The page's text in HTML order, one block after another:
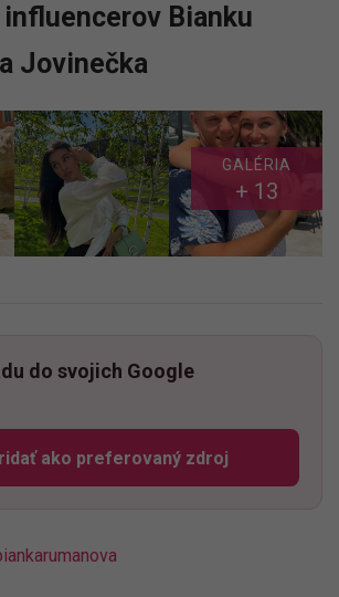
influencerov Bianku
Jovinečka
GALÉRIA
+ 13
do svojich Google
ako preferovaný zdroj
Odzadu, odkaz sa otvorí v